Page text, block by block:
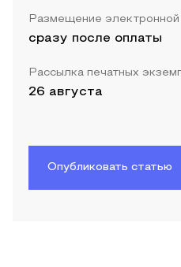
Размещение электронной
сразу после оплаты
Рассылка печатных
26 августа
Опубликовать статью